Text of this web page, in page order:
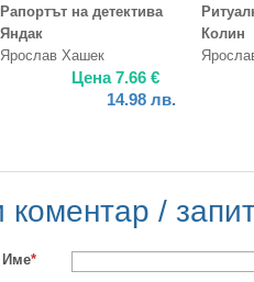
Рапортът на детектива
Яндак
Ярослав Хашек
Цена7.66 €
14.98 лв.
Колин
коментар /
Име*